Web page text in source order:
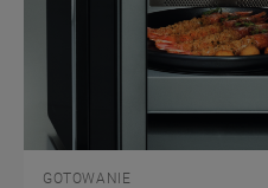
GOTOWANIE